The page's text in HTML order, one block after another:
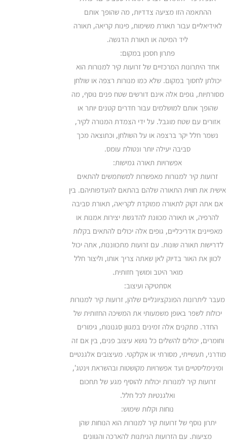
ההתאמה הזו מציעה צדדיות, מה שהופך אותם
לאידיאליים עבור תאורת משימות, פינות קריאה, תאורה
ליד המיטה או תאורת הדגשה.
פתרון חסכון במקום:
אחד היתרונות המרכזיים של זרועות קיר למנורות הוא
יכולתן לחסוך במקום. שלא כמו מנורות רצפה או שולחן
מסורתיות, גופים אלה אינם דורשים שטח פנים נוסף, מה
שהופך אותם למושלמים עבור חדרים קטנים יותר או
אזורים עם שטח מוגבל. על ידי הצמדת המנורה לקיר,
נשמר חלל יקר ברצפה או על השולחן, וכתוצאה מכך
סביבה יעילה יותר ונטולת עומס.
אפשרויות תאורה גמישות:
זרועות קיר למנורות מאפשרות למשתמשים להתאים
אישית את חווית התאורה שלהם בהתאם להעדפותיהם. בין
אם אתה זקוק לתאורה ממוקדת לקריאה, תאורת סביבה
להרפיה, או תאורה מכוונת להדגשת יצירות אמנות או
מאפיינים אדריכליים, גופים אלה יכולים להתאים בקלות
לדרישות תאורה שונות. עם זרועות מתכווננות, אתה יכול
לכוון את האור בדיוק לאן שאתה צריך אותו, וליצור חלל
מואר היטב ומושך חזותית.
אסתטיקה ועיצוב:
מעבר ליתרונות הפונקציונליים שלהן, זרועות קיר למנורות
יכולות לשפר באופן משמעותי את המשיכה החזותית של
החדר. מתקנים אלה זמינים במגוון סגנונות, גימורים
וחומרים, יכולים להשלים כל נושא עיצוב פנים, בין אם זה
מודרני, תעשייתי, מסורתי או אקלקטי. מעיצובים אלגנטיים
ומינימליסטיים ועד אפשרויות מקושטות ובהשראת וינטג',
זרועות קיר למנורות יכולות להוסיף מגע של תחכום
ואלגנטיות לכל חלל.
נוחות וקלות שימוש:
יתרון נוסף של זרועות קיר למנורות הוא הנוחות שהן
מציעות. עם הזרועות הניתנות להארכה והגוונים